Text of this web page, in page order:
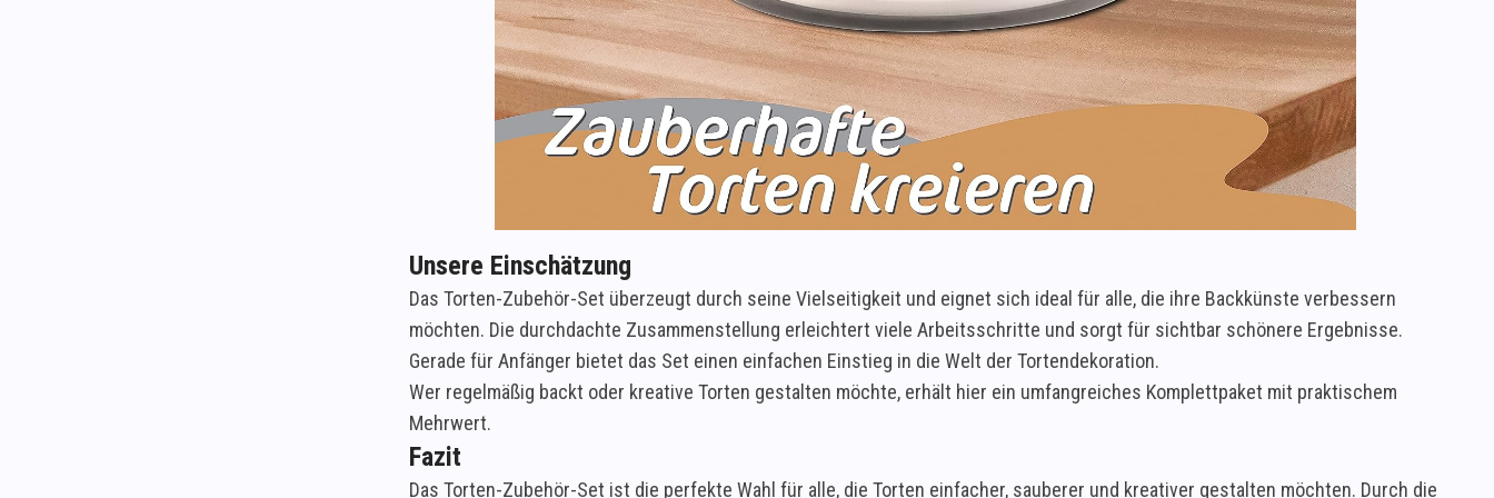
Unsere Einschätzung
Das Torten-Zubehör-Set überzeugt durch seine Vielseitigkeit und eignet sich ideal für alle, die ihre Backkünste verbessern
möchten. Die durchdachte Zusammenstellung erleichtert viele Arbeitsschritte und sorgt für sichtbar schönere Ergebnisse.
Gerade für Anfänger bietet das Set einen einfachen Einstieg in die Welt der Tortendekoration.
Wer regelmäßig backt oder kreative Torten gestalten möchte, erhält hier ein umfangreiches Komplettpaket mit praktischem
Mehrwert.
Fazit
Das Torten-Zubehör-Set ist die perfekte Wahl für alle, die Torten einfacher, sauberer und kreativer gestalten möchten. Durch die